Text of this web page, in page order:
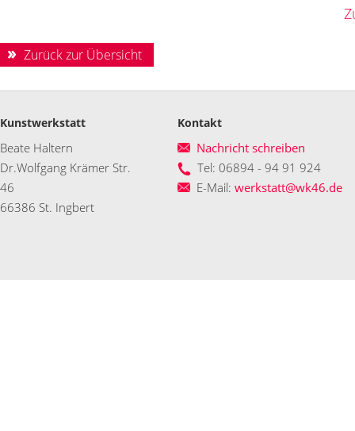
Zurück zur Übersicht
Kunstwerkstatt
Beate Haltern
Dr.Wolfgang Krämer Str.
46
66386 St. Ingbert
Kontakt
Nachricht schreiben
Tel: 06894 - 94 91 924
E-Mail: werkstatt@wk46.de